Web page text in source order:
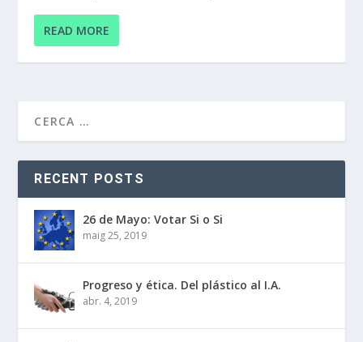
READ MORE
RECENT POSTS
26 de Mayo: Votar Si o Si
maig 25, 2019
Progreso y ética. Del plástico al I.A.
abr. 4, 2019